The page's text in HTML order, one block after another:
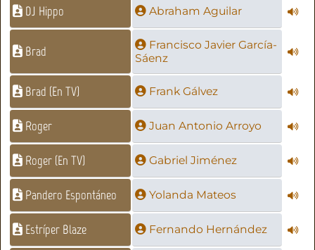
DJ Hippo Abraham Aguilar
Brad
Francisco Javier García-
Sáenz
Brad (En TV) Frank Gálvez
Roger Juan Antonio Arroyo
Roger (En TV) Gabriel Jiménez
Pandero Espontáneo Yolanda Mateos
Estríper Blaze Fernando Hernández